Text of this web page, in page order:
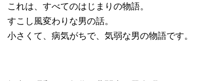
これは、すべてのはじまりの物語。
すこし風変わりな男の話。
小さくて、病気がちで、気弱な男の物語です。